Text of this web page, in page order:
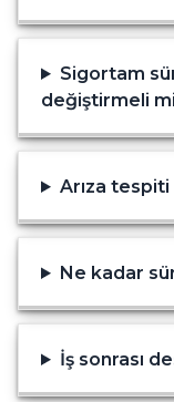
Sigortam
değiştirmeli
Arıza
Ne kadar
İş sonrası